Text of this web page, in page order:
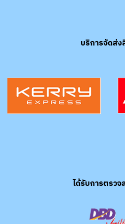
บริการจัดส่ง
ได้รับการตรวจ